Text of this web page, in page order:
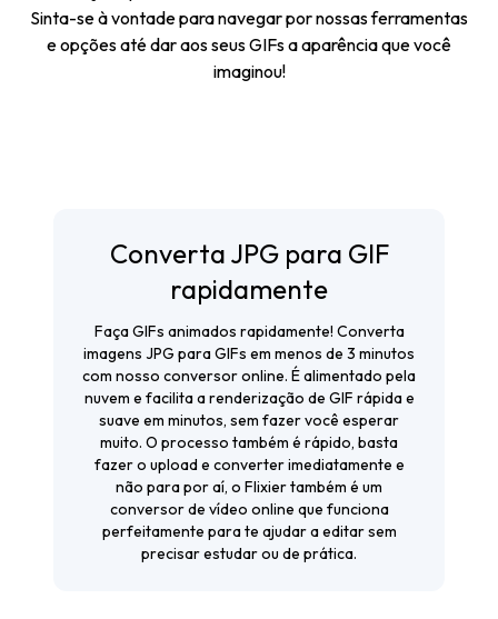
Sinta-se à vontade para navegar por nossas ferramentas
e opções até dar aos seus GIFs a aparência que você
imaginou!
Converta JPG para GIF
rapidamente
Faça GIFs animados rapidamente! Converta
imagens JPG para GIFs em menos de 3 minutos
com nosso conversor online. É alimentado pela
nuvem e facilita a renderização de GIF rápida e
suave em minutos, sem fazer você esperar
muito. O processo também é rápido, basta
fazer o upload e converter imediatamente e
não para por aí, o Flixier também é um
conversor de vídeo online que funciona
perfeitamente para te ajudar a editar sem
precisar estudar ou de prática.